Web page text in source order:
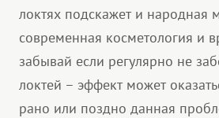
локтях подскажет и народная
современная косметология и
забывай если регулярно не
локтей – эффект может
рано или поздно данная